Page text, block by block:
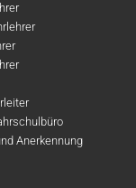
Anerkennung